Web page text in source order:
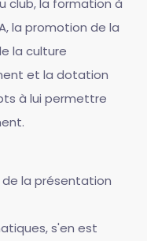
club, la formation à
la promotion de la
la culture
et la dotation
à lui permettre
la présentation
s'en est